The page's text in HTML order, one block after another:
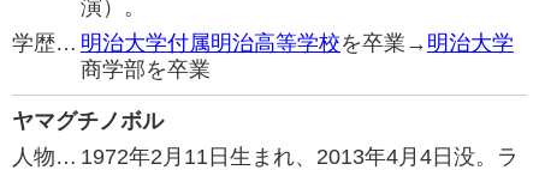
演）。
学歴… 明治大学付属明治高等学校を卒業→ 明治大学
商学部を卒業
ヤマグチノボル
人物… 1972年2月11日生まれ、2013年4月4日没。ラ